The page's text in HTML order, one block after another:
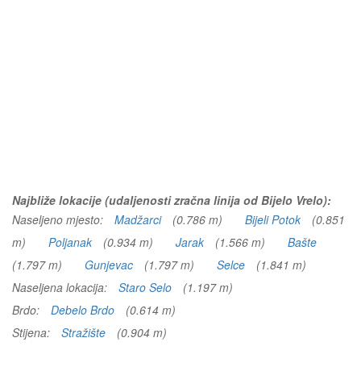
Najbliže lokacije (udaljenosti zračna linija od Bijelo Vrelo):
Naseljeno mjesto:
Madžarci (0.786 m) Bijeli Potok
(0.851
m)
Poljanak (0.934 m) Jarak (1.566 m)
Bašte
(1.797 m)
Gunjevac (1.797 m) Selce
(1.841 m)
Naseljena lokacija:
Staro Selo
(1.197 m)
Brdo:
Debelo Brdo
(0.614 m)
Stijena:
Stražište (0.904 m)